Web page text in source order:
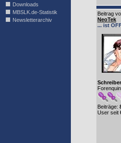
Downloads
MBSLK.de-Statistik
Newsletterarchiv
Beitrag
NeoTek
... ist
Beiträge:
User seit